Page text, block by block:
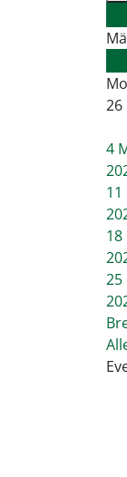
26
4
11
18
25